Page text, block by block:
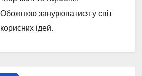
Обожнюю занурюватися у світ
корисних ідей.